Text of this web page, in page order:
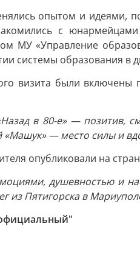
опытом и идеями,
с
МУ «Управление
системы образования в
визита были
в 80-е» — позитив,
— место силы и
опубликовали на
душевностью и
из Пятигорска в